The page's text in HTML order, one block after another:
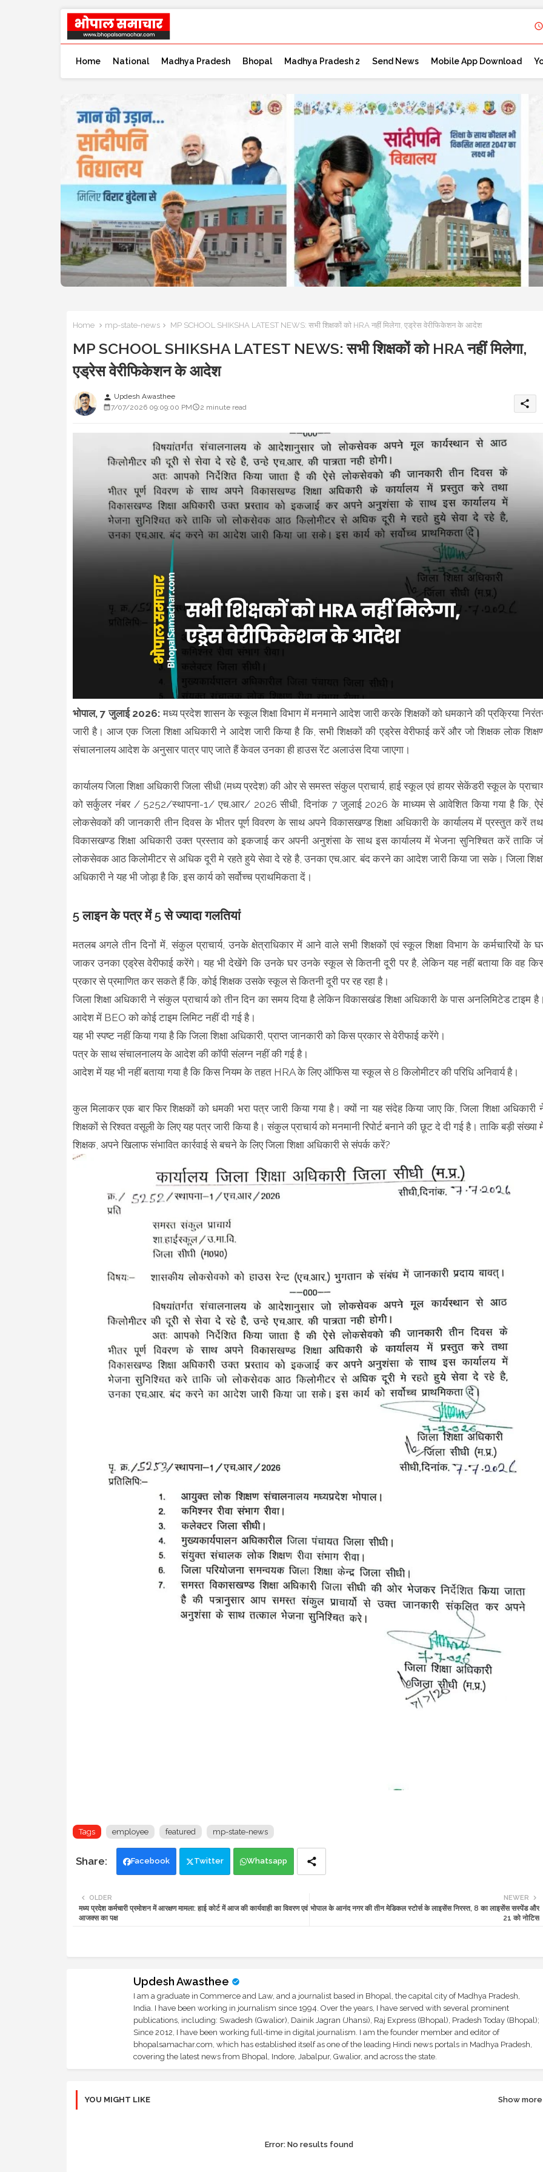
Home National Madhya Pradesh Bhopal Madhya Pradesh 2 Send News Mobile App Download
Home mp-state-news MP SCHOOL SHIKSHA LATEST NEWS: सभी शिक्षकों को HRA नहीं मिलेगा, एड्रेस वेरीफिकेशन के आदेश
MP SCHOOL SHIKSHA LATEST NEWS: सभी शिक्षकों को HRA नहीं मिलेगा,
एड्रेस वेरीफिकेशन के आदेश
person Updesh Awasthee
7/07/2026 09:09:00 PM
2 minute read share
भोपाल, 7 जुलाई 2026:मध्य प्रदेश शासन के स्कूल शिक्षा विभाग में मनमाने आदेश जारी करके शिक्षकों को धमकाने की प्रक्रिया
जारी है। आज एक जिला शिक्षा अधिकारी ने आदेश जारी किया है कि, सभी शिक्षकों की एड्रेस वेरीफाई करें और जो शिक्षक लोक
संचालनालय आदेश के अनुसार पात्र पाए जाते हैं केवल उनका ही हाउस रेंट अलाउंस दिया जाएगा।
कार्यालय जिला शिक्षा अधिकारी जिला सीधी (मध्य प्रदेश) की ओर से समस्त संकुल प्राचार्य, हाई स्कूल एवं हायर सेकेंडरी स्कूल के
को सर्कुलर नंबर / 5252/स्थापना-1/ एच.आर/ 2026 सीधी, दिनांक 7 जुलाई 2026 के माध्यम से आवेशित किया गया है कि,
लोकसेवकों की जानकारी तीन दिवस के भीतर पूर्ण विवरण के साथ अपने विकासखण्ड शिक्षा अधिकारी के कार्यालय में प्रस्तुत करें
विकासखण्ड शिक्षा अधिकारी उक्त प्रस्ताव को इकजाई कर अपनी अनुशंसा के साथ इस कार्यालय में भेजना सुनिश्चित करें ताकि
लोकसेवक आठ किलोमीटर से अधिक दूरी मे रहते हुये सेवा दे रहे है, उनका एच.आर. बंद करने का आदेश जारी किया जा सके। जिला
अधिकारी ने यह भी जोड़ा है कि, इस कार्य को सर्वोच्च प्राथमिकता दें।
5 लाइन के पत्र में 5 से ज्यादा गलतियां
मतलब अगले तीन दिनों में, संकुल प्राचार्य, उनके क्षेत्राधिकार में आने वाले सभी शिक्षकों एवं स्कूल शिक्षा विभाग के कर्मचारियों के
जाकर उनका एड्रेस वेरीफाई करेंगे। यह भी देखेंगे कि उनके घर उनके स्कूल से कितनी दूरी पर है, लेकिन यह नहीं बताया कि वह
प्रकार से प्रमाणित कर सकते हैं कि, कोई शिक्षक उसके स्कूल से कितनी दूरी पर रह रहा है।
जिला शिक्षा अधिकारी ने संकुल प्राचार्य को तीन दिन का समय दिया है लेकिन विकासखंड शिक्षा अधिकारी के पास अनलिमिटेड टाइम
आदेश में BEO को कोई टाइम लिमिट नहीं दी गई है।
यह भी स्पष्ट नहीं किया गया है कि जिला शिक्षा अधिकारी, प्राप्त जानकारी को किस प्रकार से वेरीफाई करेंगे।
पत्र के साथ संचालनालय के आदेश की कॉपी संलग्न नहीं की गई है।
आदेश में यह भी नहीं बताया गया है कि किस नियम के तहत HRA के लिए ऑफिस या स्कूल से 8 किलोमीटर की परिधि अनिवार्य है।
कुल मिलाकर एक बार फिर शिक्षकों को धमकी भरा पत्र जारी किया गया है। क्यों ना यह संदेह किया जाए कि, जिला शिक्षा अधिकारी
शिक्षकों से रिश्वत वसूली के लिए यह पत्र जारी किया है। संकुल प्राचार्य को मनमानी रिपोर्ट बनाने की छूट दे दी गई है। ताकि बड़ी संख्या
शिक्षक, अपने खिलाफ संभावित कार्रवाई से बचने के लिए जिला शिक्षा अधिकारी से संपर्क करें?
Tags employee featured mp-state-news
Facebook Twitter Whatsapp
NEWER
भोपाल के आनंद नगर की तीन मेडिकल स्टोर्स के लाइसेंस निरस्त, 8 का लाइसेंस सस्पेंड और
21 को नोटिस
OLDER
मध्य प्रदेश कर्मचारी प्रमोशन में आरक्षण मामला: हाई कोर्ट में आज की कार्यवाही का विवरण एवं
आजक्स का पक्ष
Updesh Awasthee
I am a graduate in Commerce and Law, and a journalist based in Bhopal, the capital city of Madhya Pradesh,
India. I have been working in journalism since 1994. Over the years, I have served with several prominent
publications, including: Swadesh (Gwalior), Dainik Jagran (Jhansi), Raj Express (Bhopal), Pradesh Today (Bhopal);
Since 2012, I have been working full-time in digital journalism. I am the founder member and editor of
bhopalsamachar.com, which has established itself as one of the leading Hindi news portals in Madhya Pradesh,
covering the latest news from Bhopal, Indore, Jabalpur, Gwalior, and across the state.
YOU MIGHT LIKE Show more
Error:No results found